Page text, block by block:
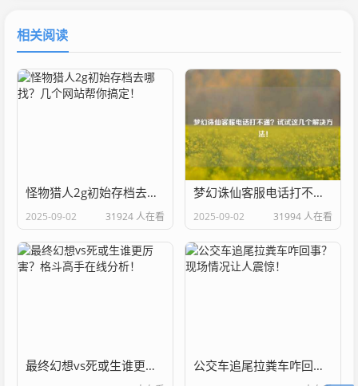
相关阅读
怪物猎人2g初始存档去哪找？几个网站帮你搞定！
2025-09-02 31924 人在看
梦幻诛仙客服电话打不通？试试这几个解决方法！
2025-09-02 31994 人在看
最终幻想vs死或生谁更厉害？格斗高手在线分析！ 公交车追尾拉粪车咋回事？现场情况让人震惊！